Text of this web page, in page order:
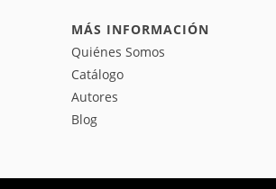
MÁS INFORMACIÓN
Quiénes Somos
Catálogo
Autores
Blog